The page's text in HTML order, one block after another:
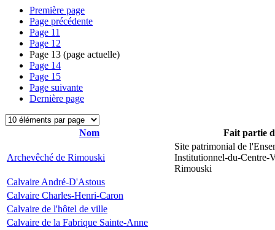
Première page
Page précédente
Page 11
Page 12
Page 13 (page actuelle)
Page 14
Page 15
Page suivante
Dernière page
Nom Fait partie
Archevêché de Rimouski
Site patrimonial de
Institutionnel-du-Centre-
Rimouski
Calvaire André-D'Astous
Calvaire Charles-Henri-Caron
Calvaire de l'hôtel de ville
Calvaire de la Fabrique Sainte-Anne